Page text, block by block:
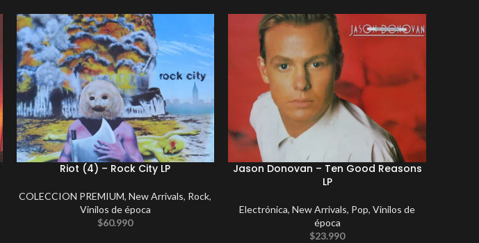
Riot (4) – Rock City LP
COLECCION PREMIUM,New Arrivals, Rock,
Vinilos de época
$60.990
Jason Donovan – Ten Good Reasons
LP
Electrónica,New Arrivals, Pop,Vinilos de
época
$23.990